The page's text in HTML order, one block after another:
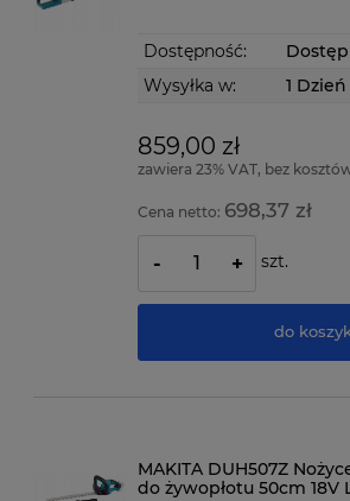
Dostępność:
Wysyłka w:
1 Dzień
859,00 zł
zawiera 23% VAT, bez
Cena netto: 698,37 zł
- + szt.
do
MAKITA DUH507Z
do żywopłotu 50cm 18V